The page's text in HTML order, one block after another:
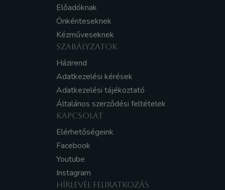
Előadóknak
Önkénteseknek
Kézműveseknek
SZABÁLYZATOK
Házirend
Adatkezelési kérések
Adatkezelési tájékoztató
Általános szerződési feltételek
KAPCSOLAT
Elérhetőségeink
Facebook
Youtube
Instagram
HÍRLEVÉL FELIRATKOZÁS